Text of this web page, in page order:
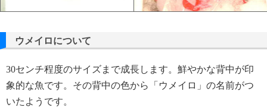
ウメイロについて
30センチ程度のサイズまで成長します。鮮やかな背中が印
象的な魚です。その背中の色から「ウメイロ」の名前がつ
いたようです。